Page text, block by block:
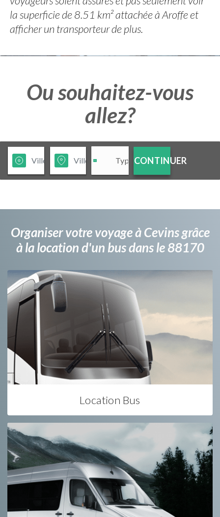
la superficie de 8.51 km² attachée à Aroffe et
afficher un transporteur de plus.
Ou souhaitez-vous
allez?
CONTINUER
Organiser votre voyage à Cevins grâce
à la location d'un bus dans le 88170
Location Bus